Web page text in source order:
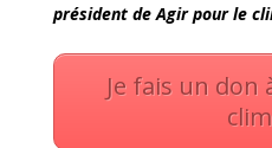
président de Agir pour le
Je fais un don